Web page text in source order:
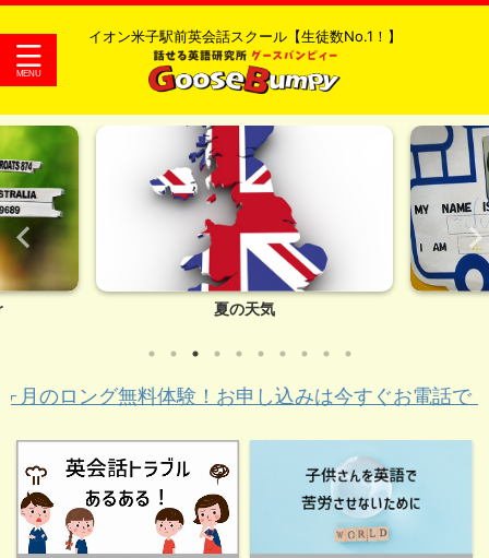
イオン米子駅前英会話スクール【生徒数No.1！】
夏の天気
無料体験！お申し込みは今すぐお電話で！☎０１